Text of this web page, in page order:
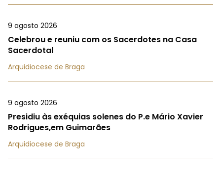
9 agosto 2026
Celebrou e reuniu com os Sacerdotes na Casa
Sacerdotal
Arquidiocese de Braga
9 agosto 2026
Presidiu às exéquias solenes do P.e Mário Xavier
Rodrigues,em Guimarães
Arquidiocese de Braga